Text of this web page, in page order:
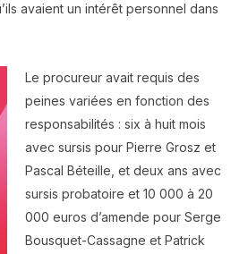
avaient un intérêt personnel dans
Le procureur avait requis des
peines variées en fonction des
responsabilités : six à huit mois
avec sursis pour Pierre Grosz et
Pascal Béteille, et deux ans avec
sursis probatoire et 10 000 à 20
000 euros d’amende pour Serge
Bousquet-Cassagne et Patrick